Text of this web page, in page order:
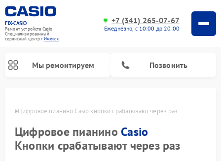
FIX-CASIO
Ремонт устройств Casio
Специализированный
cервисный центр г.Ижевск
+7 (341) 265-07-67
Ежедневно, с 10:00 до 20:00
Мы ремонтируем Позвонить
Цифровое пианино Casio кнопки срабатывают через раз
Цифровое пианино Casio
Кнопки срабатывают через раз